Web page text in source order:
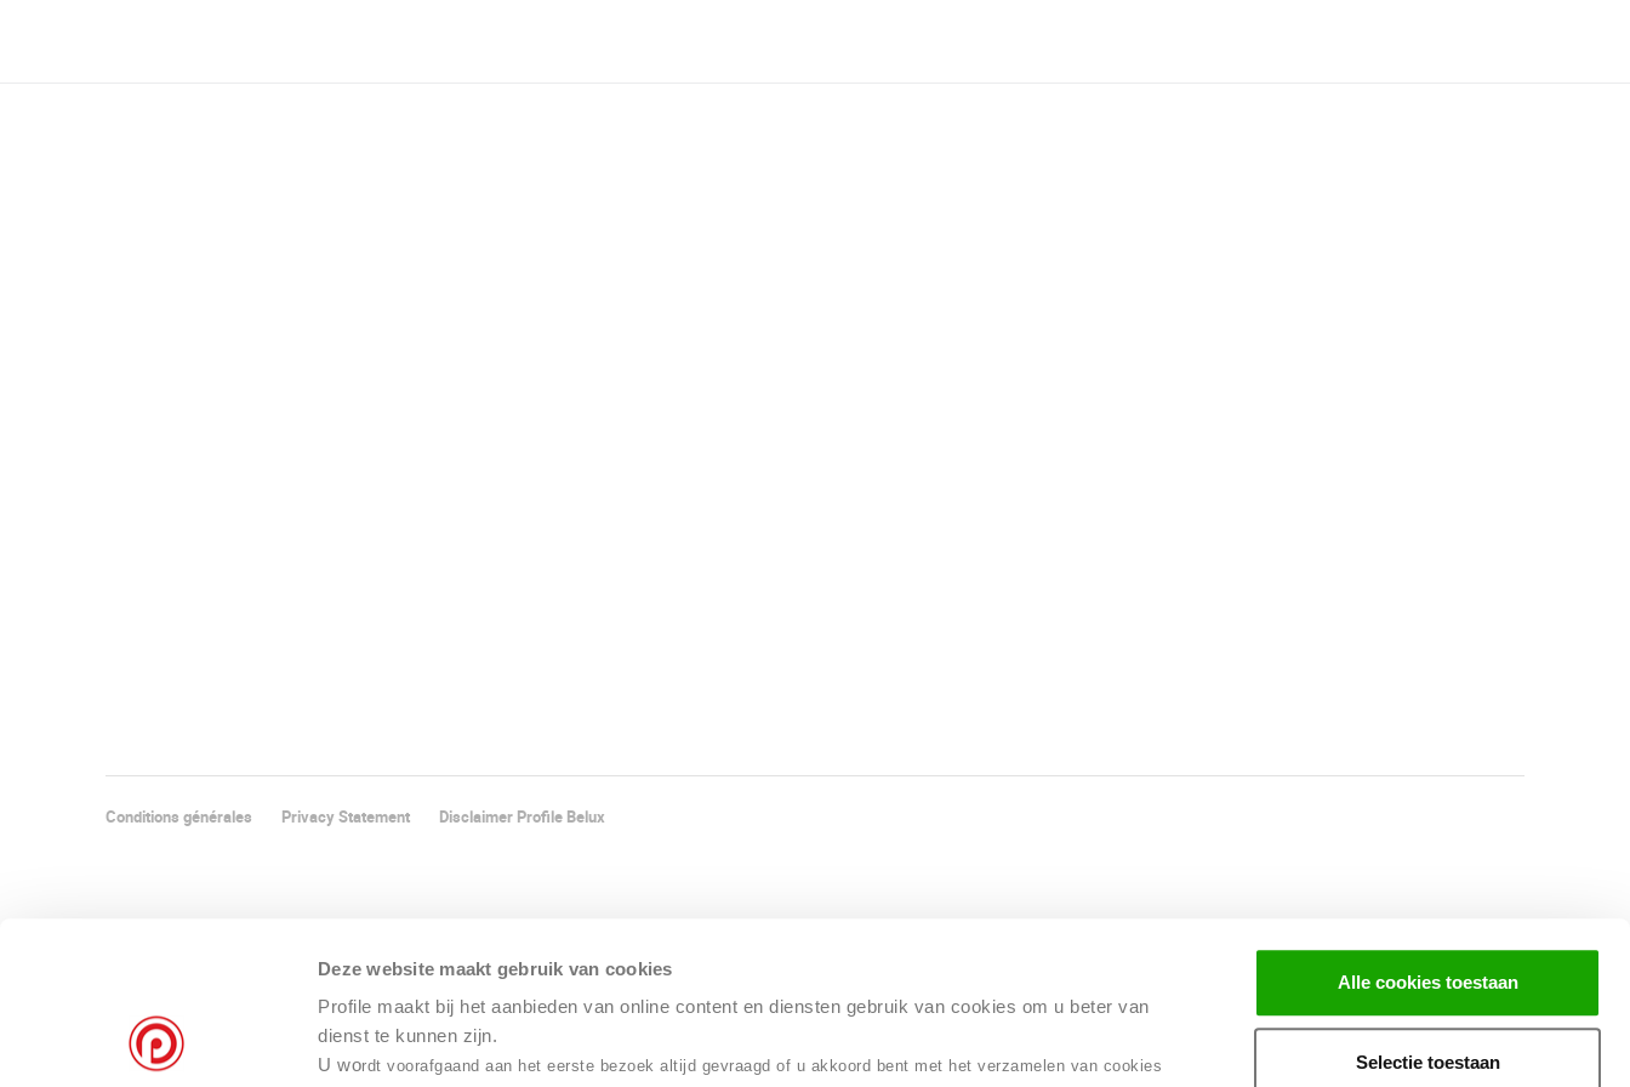
Deze website maakt gebruik van cookies
Profile maakt bij het aanbieden van online content en diensten gebruik van cookies om u beter van
dienst te kunnen zijn.
U wordt voorafgaand aan het eerste bezoek altijd gevraagd of u akkoord bent met het verzamelen van cookies
Alle cookies toestaan
Selectie toestaan
Conditions générales Privacy Statement Disclaimer Profile Belux